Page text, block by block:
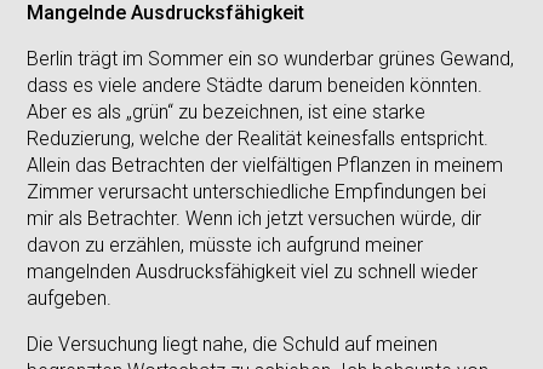
Mangelnde Ausdrucksfähigkeit
Berlin trägt im Sommer ein so wunderbar grünes Gewand,
dass es viele andere Städte darum beneiden könnten.
Aber es als „grün“ zu bezeichnen, ist eine starke
Reduzierung, welche der Realität keinesfalls entspricht.
Allein das Betrachten der vielfältigen Pflanzen in meinem
Zimmer verursacht unterschiedliche Empfindungen bei
mir als Betrachter. Wenn ich jetzt versuchen würde, dir
davon zu erzählen, müsste ich aufgrund meiner
mangelnden Ausdrucksfähigkeit viel zu schnell wieder
aufgeben.
Die Versuchung liegt nahe, die Schuld auf meinen